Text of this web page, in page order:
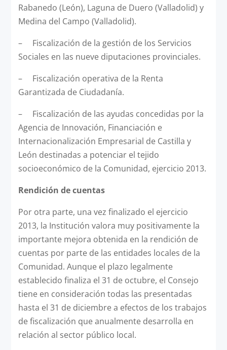
Rabanedo (León), Laguna de Duero (Valladolid) y
Medina del Campo (Valladolid).
– Fiscalización de la gestión de los Servicios
Sociales en las nueve diputaciones provinciales.
– Fiscalización operativa de la Renta
Garantizada de Ciudadanía.
– Fiscalización de las ayudas concedidas por la
Agencia de Innovación, Financiación e
Internacionalización Empresarial de Castilla y
León destinadas a potenciar el tejido
socioeconómico de la Comunidad, ejercicio 2013.
Rendición de cuentas
Por otra parte, una vez finalizado el ejercicio
2013, la Institución valora muy positivamente la
importante mejora obtenida en la rendición de
cuentas por parte de las entidades locales de la
Comunidad. Aunque el plazo legalmente
establecido finaliza el 31 de octubre, el Consejo
tiene en consideración todas las presentadas
hasta el 31 de diciembre a efectos de los trabajos
de fiscalización que anualmente desarrolla en
relación al sector público local.